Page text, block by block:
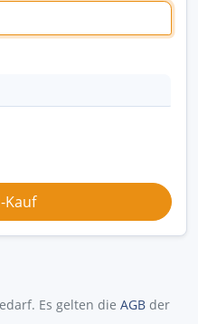
Es gelten die AGB der